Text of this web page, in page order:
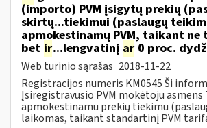
(importo) PVM įsigytų prekių
skirtų...tiekimui (paslaugų
apmokestinamų PVM, taikant
bet ir...lengvatinį ar 0 proc.
Web turinio sąrašas 2018-11-22
Registracijos numeris KM0545 Ši
Įsiregistravusio PVM mokėtoju asmens
apmokestinamu prekių tiekimu
laikomas, taikant standartinį PVM